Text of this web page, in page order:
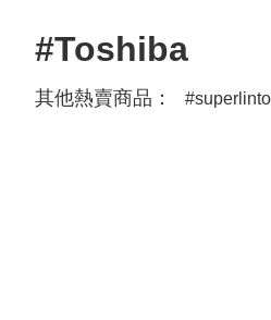
#Toshiba
其他熱賣商品：